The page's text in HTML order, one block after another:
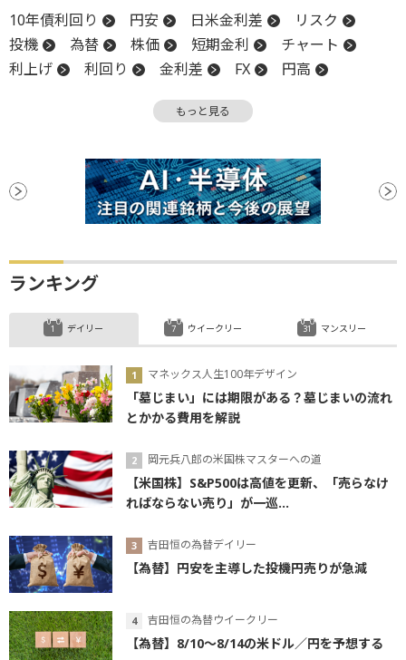
10年債利回り 円安 日米金利差
リスク
投機
為替 株価 短期金利
チャート
利上げ
利回り 金利差 FX
円高
米連邦公開市場委員会
一段高
安値 利下げ 利下げ見通し
もっと見る
ランキング
デイリー
マネックス人生100年デザイン
「墓じまい」には期限がある？墓じまいの流れ
とかかる費用を解説
岡元兵八郎の米国株マスターへの道
【米国株】S&P500は高値を更新、「売らなけ
ればならない売り」が一巡...
吉田恒の為替デイリー
【為替】円安を主導した投機円売りが急減
吉田恒の為替ウイークリー
【為替】8/10～8/14の米ドル／円を予想する
ウイークリー マンスリー